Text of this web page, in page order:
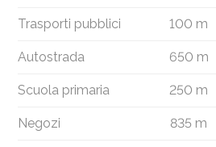
Trasporti pubblici 100 m
Autostrada 650 m
Scuola primaria 250 m
Negozi 835 m